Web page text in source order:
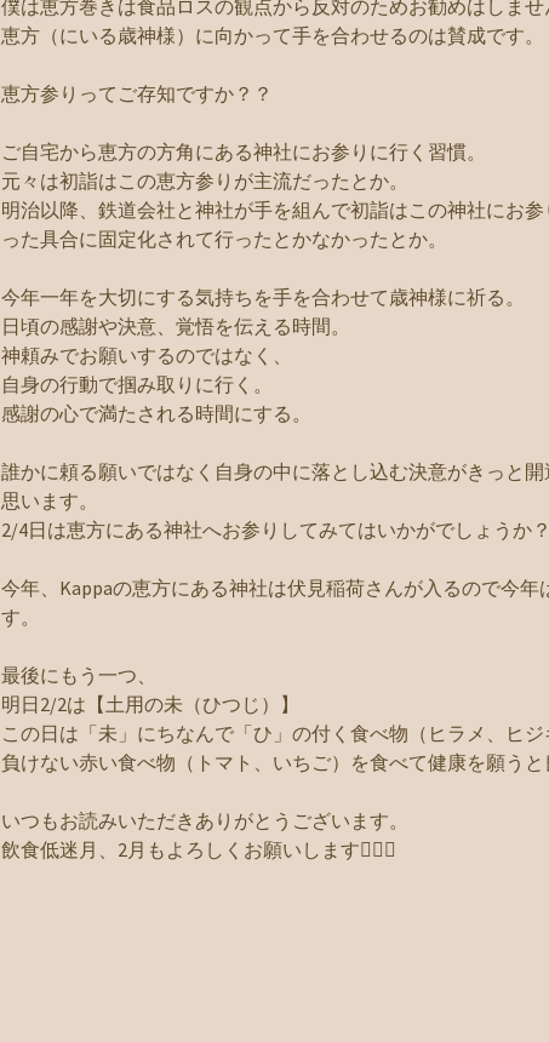
僕は恵方巻きは食品ロスの観点から反対のためお勧めはしませ
恵方（にいる歳神様）に向かって手を合わせるのは賛成です。
恵方参りってご存知ですか？？
ご自宅から恵方の方角にある神社にお参りに行く習慣。
元々は初詣はこの恵方参りが主流だったとか。
明治以降、鉄道会社と神社が手を組んで初詣はこの神社にお
った具合に固定化されて行ったとかなかったとか。
今年一年を大切にする気持ちを手を合わせて歳神様に祈る。
日頃の感謝や決意、覚悟を伝える時間。
神頼みでお願いするのではなく、
自身の行動で掴み取りに行く。
感謝の心で満たされる時間にする。
誰かに頼る願いではなく自身の中に落とし込む決意がきっと
思います。
2/4日は恵方にある神社へお参りしてみてはいかがでしょうか？
今年、Kappaの恵方にある神社は伏見稲荷さんが入るので今年
す。
最後にもう一つ、
明日2/2は【土用の未（ひつじ）】
この日は「未」にちなんで「ひ」の付く食べ物（ヒラメ、ヒ
負けない赤い食べ物（トマト、いちご）を食べて健康を願う
いつもお読みいただきありがとうございます。
飲食低迷月、2月もよろしくお願いします